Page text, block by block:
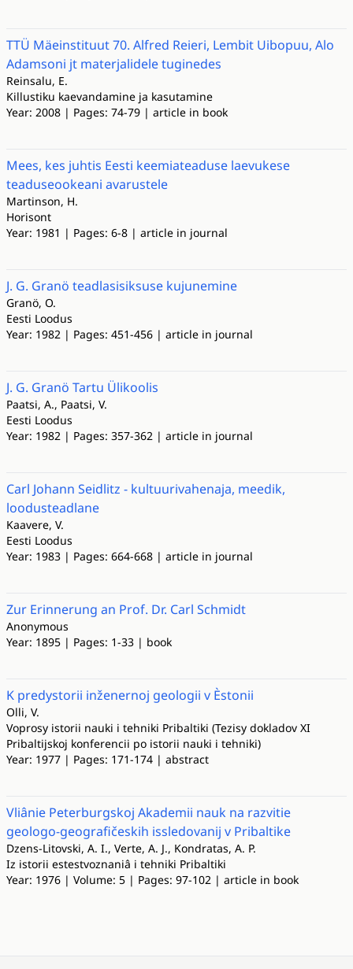
TTÜ Mäeinstituut 70. Alfred Reieri, Lembit Uibopuu, Alo
Adamsoni jt materjalidele tuginedes
Reinsalu, E.
Killustiku kaevandamine ja kasutamine
Year: 2008 | Pages: 74-79 | article in book
Mees, kes juhtis Eesti keemiateaduse laevukese
teaduseookeani avarustele
Martinson, H.
Horisont
Year: 1981 | Pages: 6-8 | article in journal
J. G. Granö teadlasisiksuse kujunemine
Granö, O.
Eesti Loodus
Year: 1982 | Pages: 451-456 | article in journal
J. G. Granö Tartu Ülikoolis
Paatsi, A., Paatsi, V.
Eesti Loodus
Year: 1982 | Pages: 357-362 | article in journal
Carl Johann Seidlitz - kultuurivahenaja, meedik,
loodusteadlane
Kaavere, V.
Eesti Loodus
Year: 1983 | Pages: 664-668 | article in journal
Zur Erinnerung an Prof. Dr. Carl Schmidt
Anonymous
Year: 1895 | Pages: 1-33 | book
K predystorii inženernoj geologii v Èstonii
Olli, V.
Voprosy istorii nauki i tehniki Pribaltiki (Tezisy dokladov XI
Pribaltijskoj konferencii po istorii nauki i tehniki)
Year: 1977 | Pages: 171-174 | abstract
Vliânie Peterburgskoj Akademii nauk na razvitie
geologo-geografičeskih issledovanij v Pribaltike
Dzens-Litovski, A. I., Verte, A. J., Kondratas, A. P.
Iz istorii estestvoznaniâ i tehniki Pribaltiki
Year: 1976 | Volume: 5 | Pages: 97-102 | article in book